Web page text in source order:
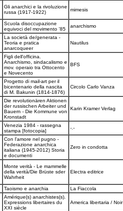
Gli anarchici e la rivoluzione
russa (1917-1922)
mimesis
Scuola disoccupazione
equivoci del movimento '85
anarchismo
La società de/generata -
Teoria e pratica
anarcoqueer
Nautilus
Figli dell'officina.
Anarchismo, sindacalismo e
mov. operaio tra Ottocento
e Novecento
BFS
Progetto di mail-art per il
bicentenario della nascita
di M. Bakunin (1814-1876)
Circolo Carlo Vanza
Die revolutionären Aktionen
der russischen Arbeiter und
Bauern - Die Kommune von
Kronstadt
Karin Kramer Verlag
Venezia 1984 - rassegna
stampa [fotocopia]
-.-
Con l'amore nel pugno -
Federazione anarchica
italiana (1945-2012) Storia
e documenti
Zero in condotta
Monte verità - Le mammelle
della verità/Die Brüste sder
Wahrheit
Electra editrice
Taoismo e anarchia La Fiaccola
Amérique(s) anarchistes(s).
Expressions libertaires du
XXI siècle
America libertaria /